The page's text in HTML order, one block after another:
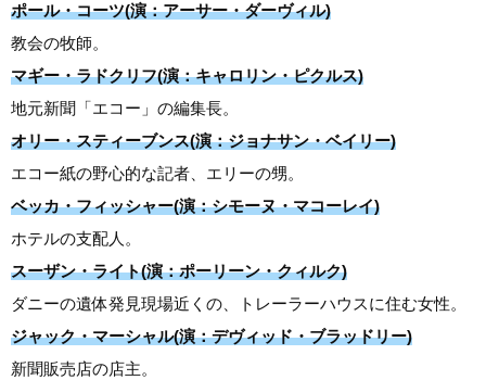
ポール・コーツ(演：アーサー・ダーヴィル)
教会の牧師。
マギー・ラドクリフ(演：キャロリン・ピクルス)
地元新聞「エコー」の編集長。
オリー・スティーブンス(演：ジョナサン・ベイリー)
エコー紙の野心的な記者、エリーの甥。
ベッカ・フィッシャー(演：シモーヌ・マコーレイ)
ホテルの支配人。
スーザン・ライト(演：ポーリーン・クィルク)
ダニーの遺体発見現場近くの、トレーラーハウスに住む女性。
ジャック・マーシャル(演：デヴィッド・ブラッドリー)
新聞販売店の店主。